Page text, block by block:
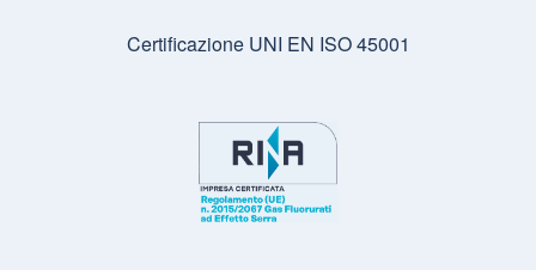
Certificazione UNI EN ISO 45001